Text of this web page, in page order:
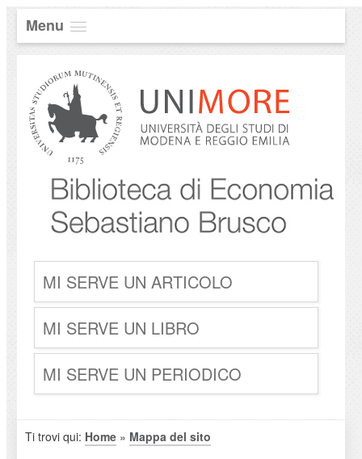
Menu
MI SERVE UN ARTICOLO
MI SERVE UN LIBRO
MI SERVE UN PERIODICO
Ti trovi qui: Home» Mappa del sito